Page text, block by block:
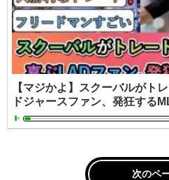
【マジかよ】スクーバルがト
ドジャースファン、発狂する
次のペ